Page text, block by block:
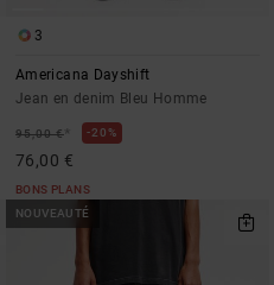
3
Americana Dayshift
Jean en denim Bleu Homme
95,00 €* 20%
76,00 €
BONS PLANS
NOUVEAUTÉ